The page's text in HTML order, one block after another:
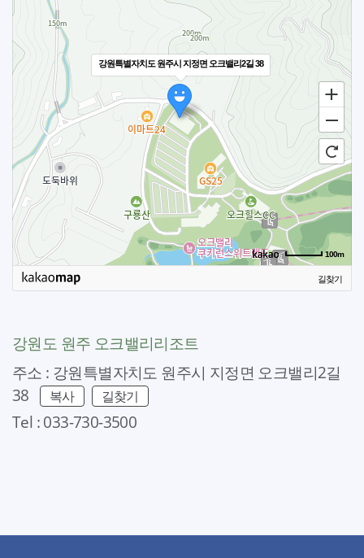
강원특별자치도 원주시 지정면 오크밸리2길 38
100m
길찾기
강원도 원주 오크밸리리조트
주소 : 강원특별자치도 원주시 지정면 오크밸리2길
38
복사 길찾기
Tel : 033-730-3500